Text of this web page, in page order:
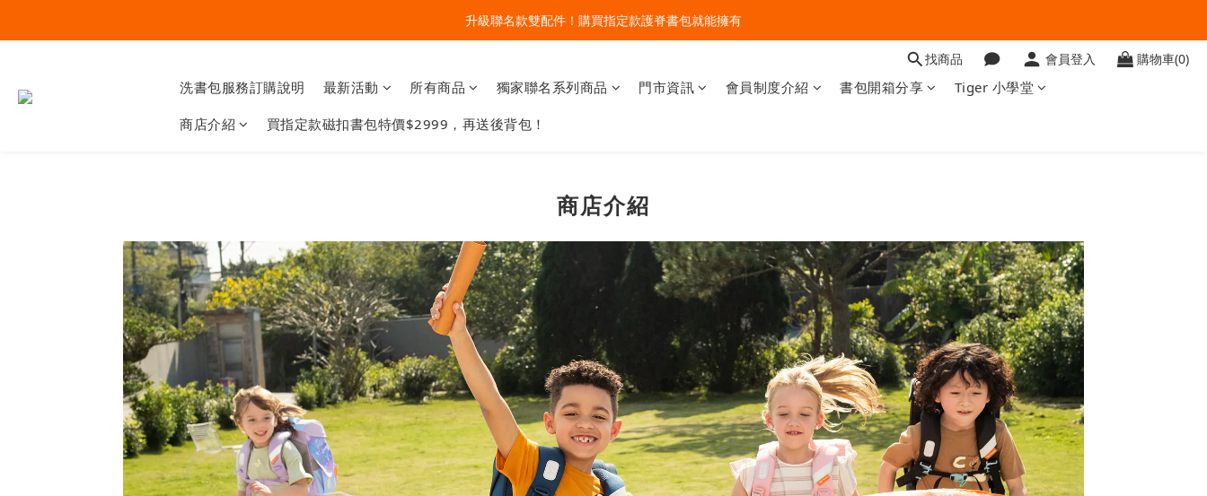
🔥今夏最夯 Pokémon 寶可夢書包現貨熱賣中！開心迎接新學期！
升級聯名款雙配件！購買指定款護脊書包就能擁有
找商品 會員登入 購物車(0)
洗書包服務訂購說明 最新活動 所有商品 獨家聯名系列商品 門市資訊 會員制度介紹 書包開箱分享 Tiger 小學堂
商店介紹 買指定款磁扣書包特價$2999，再送後背包！
商店介紹